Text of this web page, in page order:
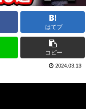
はてブ
コピー
2024.03.13